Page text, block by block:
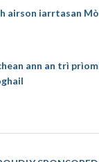
airson iarrtasan
ann an trì